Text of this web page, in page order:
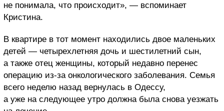
не понимала, что происходит», — вспоминает
Кристина.
В квартире в тот момент находились двое маленьких
детей — четырехлетняя дочь и шестилетний сын,
а также отец женщины, который недавно перенес
операцию из-за онкологического заболевания. Семья
всего неделю назад вернулась в Одессу,
а уже на следующее утро должна была снова уезжать